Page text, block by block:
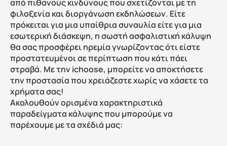
από πιθανούς κινδύνους που σχετίζονται με τη
φιλοξενία και διοργάνωση εκδηλώσεων. Είτε
πρόκειται για μια υπαίθρια συναυλία είτε για μια
εσωτερική διάσκεψη, η σωστή ασφαλιστική κάλυψη
θα σας προσφέρει ηρεμία γνωρίζοντας ότι είστε
προστατευμένοι σε περίπτωση που κάτι πάει
στραβά. Με την ichoose, μπορείτε να αποκτήσετε
την προστασία που χρειάζεστε χωρίς να χάσετε τα
χρήματα σας!
Ακολουθούν ορισμένα χαρακτηριστικά
παραδείγματα κάλυψης που μπορούμε να
παρέχουμε με τα σχέδιά μας: